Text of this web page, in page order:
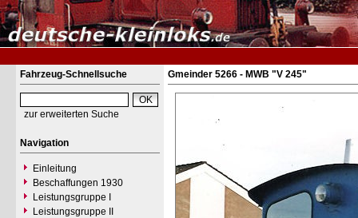
Fahrzeug-Schnellsuche
zur erweiterten Suche
Navigation
Einleitung
Beschaffungen 1930
Leistungsgruppe I
Leistungsgruppe II
Gmeinder 5266 - MWB "V 245"